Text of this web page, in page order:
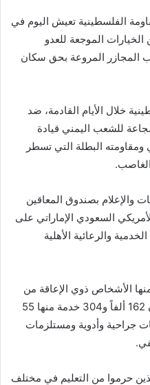
الفلسطينية تعيش اليوم في
الموجعة للعدو
المجازر المروعة بحق سكان
خلال الأيام القادمة، ضد
للشعب اليمني قيادة
البطلة التي تسطر
والإعلام بصندوق المعاقين
السعودي الإماراتي على
والرعائية الأهلية
الأشخاص ذوي الإعاقة من
الحصول عليها خلال سنوات العدوان 162 ألفاً و304 خدمة منها 55
جراحية وأدوية ومستلزمات
حرموا من التعليم في مختلف